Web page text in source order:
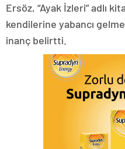
Ersöz, “Ayak İzleri” adlı
kendilerine yabancı
inanç belirtti.